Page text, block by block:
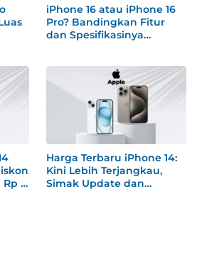
iPhone 16 atau iPhone 16
Pro? Bandingkan Fitur
dan Spesifikasinya
4
Harga Terbaru iPhone 14:
Kini Lebih Terjangkau,
Simak Update dan